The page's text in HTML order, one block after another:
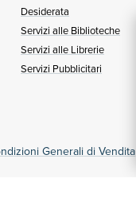
Desiderata
Servizi alle Biblioteche
Servizi alle Librerie
Servizi Pubblicitari
Generali di Vendita